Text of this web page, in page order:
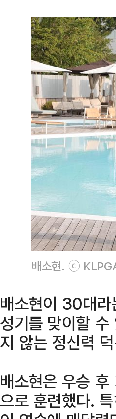
배소현. ⓒ
배소현이 30대라
성기를 맞이할
지 않는 정신력
배소현은 우승
으로 훈련했다.